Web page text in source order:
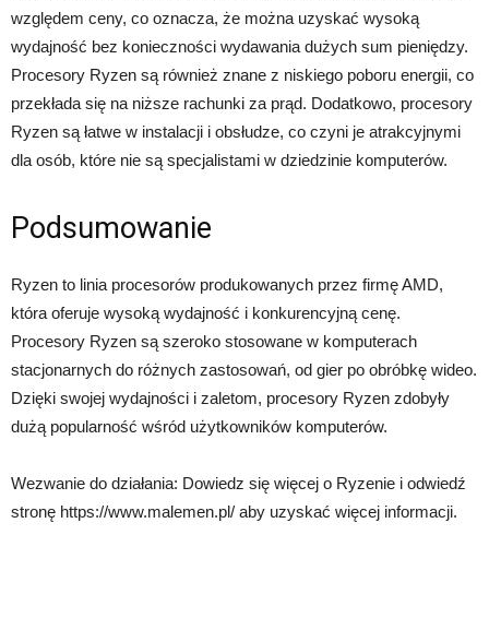
względem ceny, co oznacza, że można uzyskać wysoką
wydajność bez konieczności wydawania dużych sum pieniędzy.
Procesory Ryzen są również znane z niskiego poboru energii, co
przekłada się na niższe rachunki za prąd. Dodatkowo, procesory
Ryzen są łatwe w instalacji i obsłudze, co czyni je atrakcyjnymi
dla osób, które nie są specjalistami w dziedzinie komputerów.
Podsumowanie
Ryzen to linia procesorów produkowanych przez firmę AMD,
która oferuje wysoką wydajność i konkurencyjną cenę.
Procesory Ryzen są szeroko stosowane w komputerach
stacjonarnych do różnych zastosowań, od gier po obróbkę wideo.
Dzięki swojej wydajności i zaletom, procesory Ryzen zdobyły
dużą popularność wśród użytkowników komputerów.
Wezwanie do działania: Dowiedz się więcej o Ryzenie i odwiedź
stronę https://www.malemen.pl/ aby uzyskać więcej informacji.